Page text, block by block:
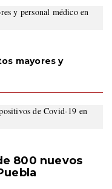
mayores y
800 nuevos